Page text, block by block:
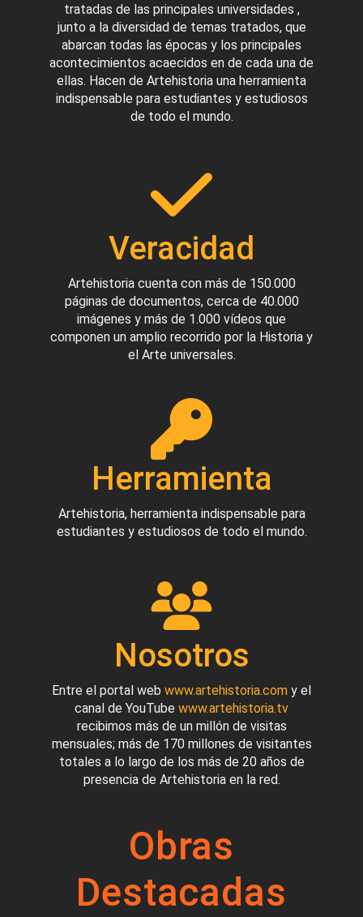
tratadas de las principales universidades ,
junto a la diversidad de temas tratados, que
abarcan todas las épocas y los principales
acontecimientos acaecidos en de cada una de
ellas. Hacen de Artehistoria una herramienta
indispensable para estudiantes y estudiosos
de todo el mundo.
Veracidad
Artehistoria cuenta con más de 150.000
páginas de documentos, cerca de 40.000
imágenes y más de 1.000 vídeos que
componen un amplio recorrido por la Historia y
el Arte universales.
Herramienta
Artehistoria, herramienta indispensable para
estudiantes y estudiosos de todo el mundo.
Nosotros
Entre el portal web www.artehistoria.com y el
canal de YouTube www.artehistoria.tv
recibimos más de un millón de visitas
mensuales; más de 170 millones de visitantes
totales a lo largo de los más de 20 años de
presencia de Artehistoria en la red.
Obras
Destacadas